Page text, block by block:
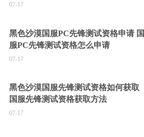
07-17
黑色沙漠国服PC先锋测试资格申请 国
服PC先锋测试资格怎么申请
07-17
黑色沙漠国服先锋测试资格如何获取
国服先锋测试资格获取方法
07-17